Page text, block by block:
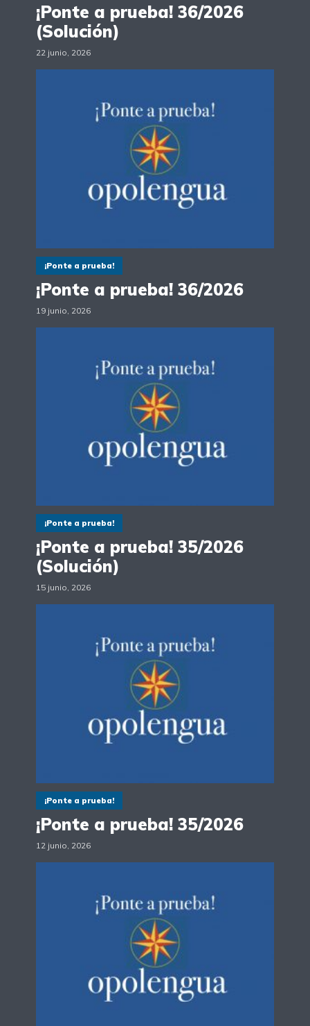
¡Ponte a prueba! 36/2026
(Solución)
22 junio, 2026
¡Ponte a prueba!
¡Ponte a prueba! 36/2026
19 junio, 2026
¡Ponte a prueba!
¡Ponte a prueba! 35/2026
(Solución)
15 junio, 2026
¡Ponte a prueba!
¡Ponte a prueba! 35/2026
12 junio, 2026